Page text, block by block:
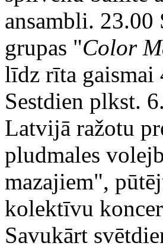
ansambli. 23.00
grupas "Color
līdz rīta gaismai
Sestdien plkst.
Latvijā ražotu
pludmales
mazajiem",
kolektīvu
Savukārt